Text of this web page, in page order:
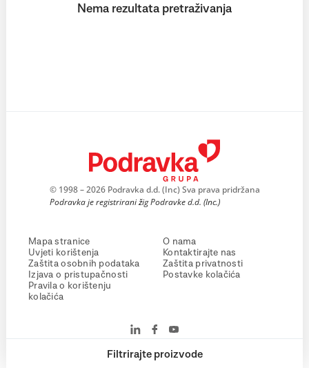
Filtrirajte proizvode
Nema rezultata pretraživanja
© 1998 – 2026 Podravka d.d. (Inc) Sva prava pridržana
Podravka je registrirani žig Podravke d.d. (Inc.)
Mapa stranice
Uvjeti korištenja
Zaštita osobnih podataka
Izjava o pristupačnosti
Pravila o korištenju
kolačića
O nama
Kontaktirajte nas
Zaštita privatnosti
Postavke kolačića